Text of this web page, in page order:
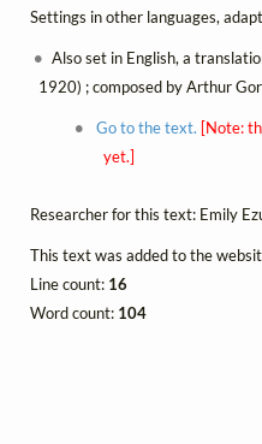
Settings in other languages,
Also set in English, a
1920) ; composed by Arthur
Go to the text. [Note:
yet.]
Researcher for this text: Emily
This text was added to the
Line count: 16
Word count: 104